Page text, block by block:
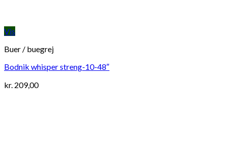
Vis
Buer / buegrej
Bodnik whisper streng-10-48″
kr. 209,00